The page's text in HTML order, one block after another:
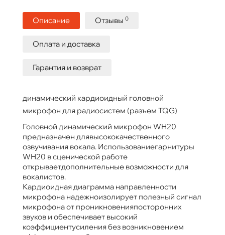
Описание Отзывы 0
Оплата и доставка
Гарантия и возврат
динамический кардиоидный головной
микрофон для радиосистем (разъем TQG)
Головной динамический микрофон WH20
предназначен длявысококачественного
озвучивания вокала. Использованиегарнитуры
WH20 в сценической работе
открываетдополнительные возможности для
вокалистов.
Кардиоидная диаграмма направленности
микрофона надежноизолирует полезный сигнал
микрофона от проникновенияпосторонних
звуков и обеспечивает высокий
коэффициентусиления без возникновением